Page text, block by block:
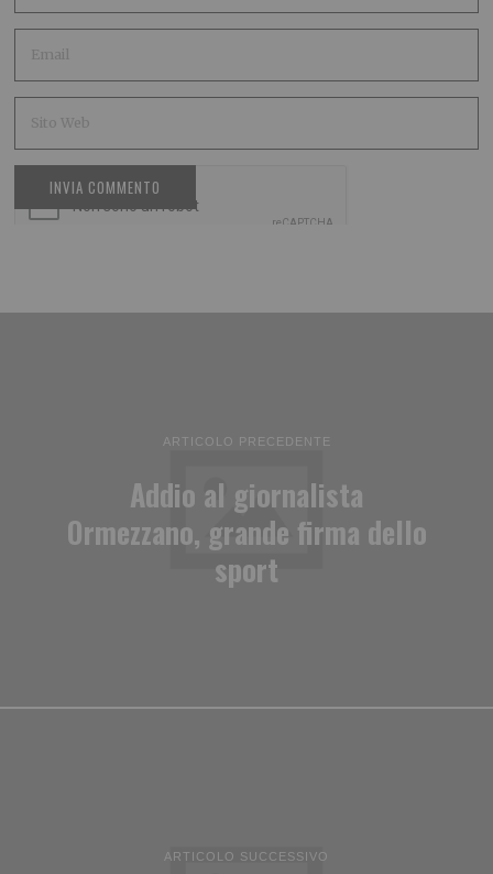
ARTICOLO PRECEDENTE
Addio al giornalista
Ormezzano, grande firma dello
sport
ARTICOLO SUCCESSIVO